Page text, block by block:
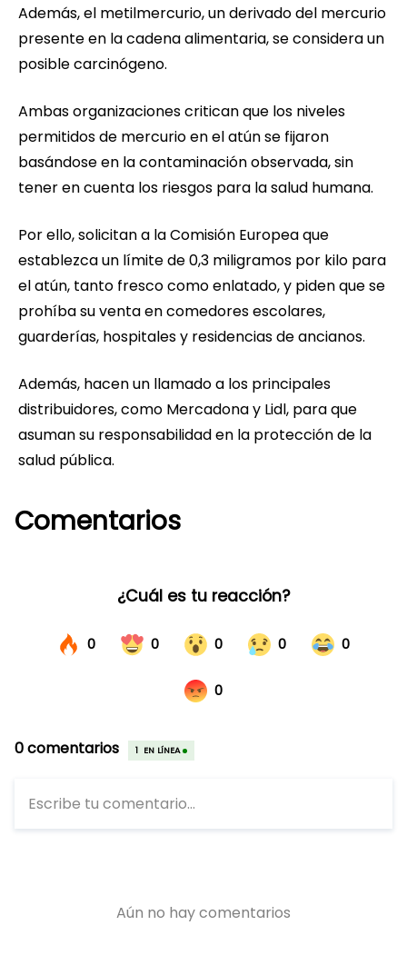
Además, el metilmercurio, un derivado del mercurio
presente en la cadena alimentaria, se considera un
posible carcinógeno.
Ambas organizaciones critican que los niveles
permitidos de mercurio en el atún se fijaron
basándose en la contaminación observada, sin
tener en cuenta los riesgos para la salud humana.
Por ello, solicitan a la Comisión Europea que
establezca un límite de 0,3 miligramos por kilo para
el atún, tanto fresco como enlatado, y piden que se
prohíba su venta en comedores escolares,
guarderías, hospitales y residencias de ancianos.
Además, hacen un llamado a los principales
distribuidores, como Mercadona y Lidl, para que
asuman su responsabilidad en la protección de la
salud pública.
Comentarios